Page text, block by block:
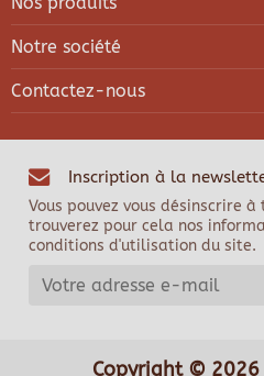
Notre société
Contactez-nous
Inscription à la
Vous pouvez vous désinscrire
trouverez pour cela nos
conditions d'utilisation du site.
Copyright ©